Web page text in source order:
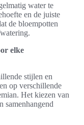
water te
en de juiste
de bloempotten
elke
stijlen en
op verschillende
Het kiezen van
samenhangend